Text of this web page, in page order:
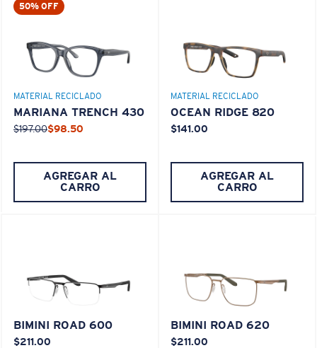
¿Se ajusta en el centro?
Es posible que necesite una montura
¿Se ajusta en las dos últimas posiciones?
50% OFF
MATERIAL RECICLADO
MARIANA TRENCH 430
$197.00$98.50
AGREGAR AL
CARRO
MATERIAL RECICLADO
OCEAN RIDGE 820
$141.00
AGREGAR AL
CARRO
BIMINI ROAD 600
$211.00
BIMINI ROAD 620
$211.00